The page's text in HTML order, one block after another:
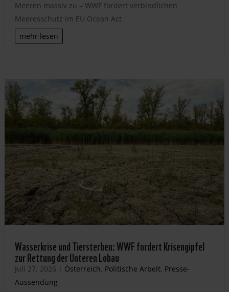
Meeren massiv zu – WWF fordert verbindlichen
Meeresschutz im EU Ocean Act
mehr lesen
Wasserkrise und Tiersterben: WWF fordert Krisengipfel
zur Rettung der Unteren Lobau
Juli 27, 2026 | Österreich, Politische Arbeit, Presse-
Aussendung